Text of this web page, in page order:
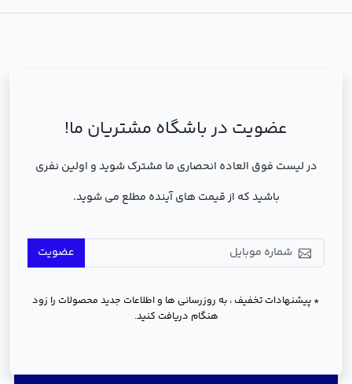
عضویت در باشگاه مشتریان ما!
در لیست فوق العاده انحصاری ما مشترک شوید و اولین نفری
باشید که از قیمت های آینده مطلع می شوید.
عضویت
* پیشنهادات تخفیف ، به روزرسانی ها و اطلاعات جدید محصولات را زود
هنگام دریافت کنید.